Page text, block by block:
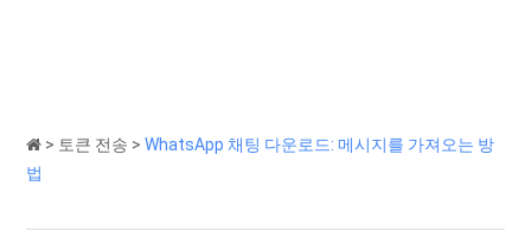
> 토큰 전송 >WhatsApp 채팅 다운로드: 메시지를 가져오는 방
법